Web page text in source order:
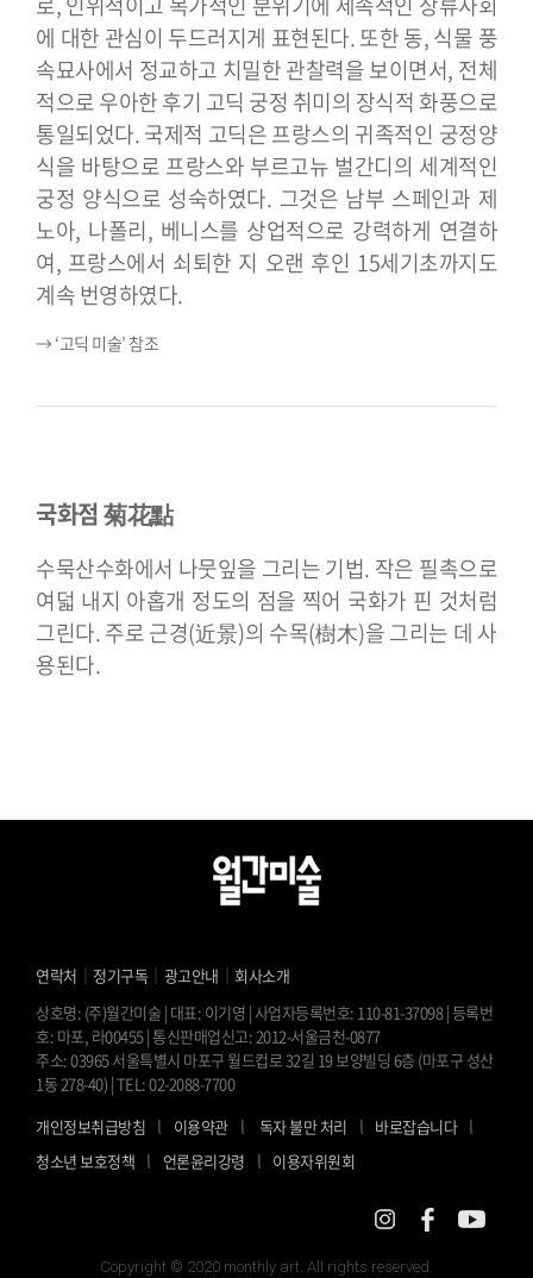
에 대한 관심이 두드러지게 표현된다. 또한 동, 식물 풍
속묘사에서 정교하고 치밀한 관찰력을 보이면서, 전체
적으로 우아한 후기 고딕 궁정 취미의 장식적 화풍으로
통일되었다.국제적 고딕은 프랑스의 귀족적인 궁정양
식을 바탕으로 프랑스와 부르고뉴 벌간디의 세계적인
궁정 양식으로 성숙하였다. 그것은 남부 스페인과 제
노아, 나폴리, 베니스를 상업적으로 강력하게 연결하
여, 프랑스에서 쇠퇴한 지 오랜 후인 15세기초까지도
계속 번영하였다.
→ ‘고딕 미술’ 참조
국화점 菊花點
수묵산수화에서 나뭇잎을 그리는 기법. 작은 필촉으로
여덟 내지 아홉개 정도의 점을 찍어 국화가 핀 것처럼
그린다. 주로 근경(近景)의 수목(樹木)을 그리는 데 사
용된다.
연락처 ｜ 정기구독 ｜ 광고안내 ｜ 회사소개
상호명: (주)월간미술 | 대표: 이기영 | 사업자등록번호: 110-81-37098 | 등록번
호: 마포, 라00455 | 통신판매업신고: 2012-서울금천-0877
주소: 03965 서울특별시 마포구 월드컵로 32길 19 보양빌딩 6층 (마포구 성산
1동 278-40) | TEL: 02-2088-7700
개인정보취급방침 l 이용약관 l 독자 불만 처리 l 바로잡습니다 l
청소년 보호정책 l 언론윤리강령 l 이용자위원회
Copyright © 2020 monthly art. All rights reserved.